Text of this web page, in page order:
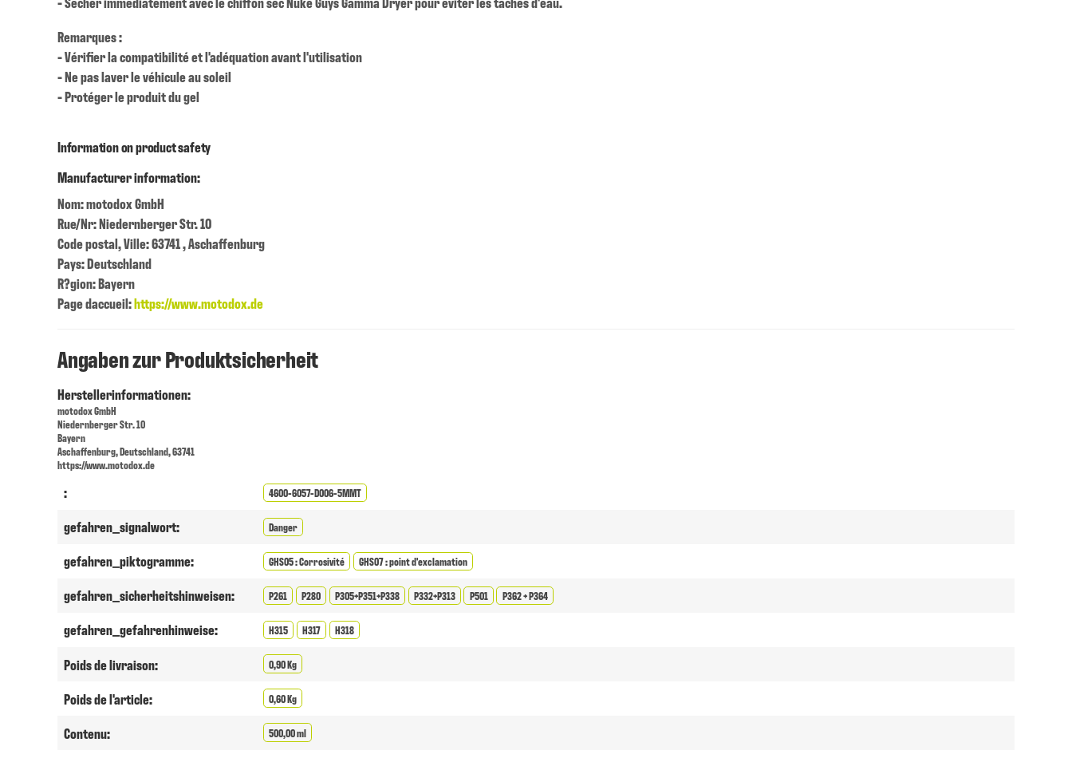
Remarques :
- Vérifier la compatibilité et l'adéquation avant l'utilisation
- Ne pas laver le véhicule au soleil
- Protéger le produit du gel
Information on product safety
Manufacturer information:
Nom: motodox GmbH
Rue/Nr: Niedernberger Str. 10
Code postal, Ville: 63741 , Aschaffenburg
Pays: Deutschland
R?gion: Bayern
Page daccueil:https://www.motodox.de
Angaben zur Produktsicherheit
Herstellerinformationen:
motodox GmbH
Niedernberger Str. 10
Bayern
Aschaffenburg, Deutschland, 63741
https://www.motodox.de
: 4600-6057-D006-5MMT
gefahren_signalwort: Danger
gefahren_piktogramme: GHS05 : Corrosivité GHS07 : point d'exclamation
gefahren_sicherheitshinweisen: P261 P280 P305+P351+P338 P332+P313 P501 P362 + P364
gefahren_gefahrenhinweise: H315 H317 H318
Poids de livraison: 0,90 Kg
Poids de l'article: 0,60 Kg
Contenu: 500,00 ml